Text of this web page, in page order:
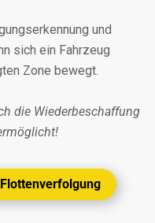
und
sich ein Fahrzeug
Zone bewegt.
die Wiederbeschaffung